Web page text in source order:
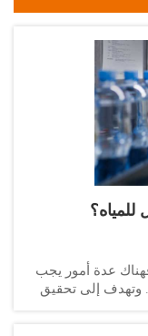
أمور يجب
إلى تحقيق